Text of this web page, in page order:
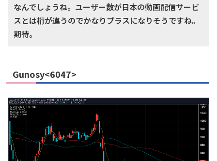
なんでしょうね。ユーザー数が日本の動画配信サービ
スとは桁が違うのでかなりプラスになりそうですね。
期待。
Gunosy<6047>